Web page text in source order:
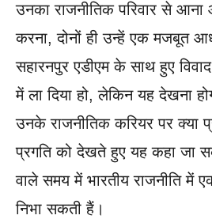
उनका राजनीतिक परिवार से आना
करना, दोनों ही उन्हें एक मजबूत
सहारनपुर एडीएम के साथ हुए
में ला दिया हो, लेकिन यह देखना
उनके राजनीतिक करियर पर क्या
प्रगति को देखते हुए यह कहा जा
वाले समय में भारतीय राजनीति में
निभा सकती हैं।